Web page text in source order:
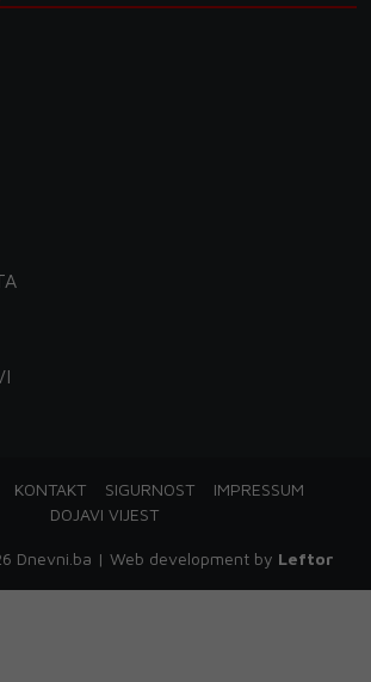
KONTAKT SIGURNOST
IMPRESSUM
DOJAVI VIJEST
Dnevni.ba | Web development by Leftor